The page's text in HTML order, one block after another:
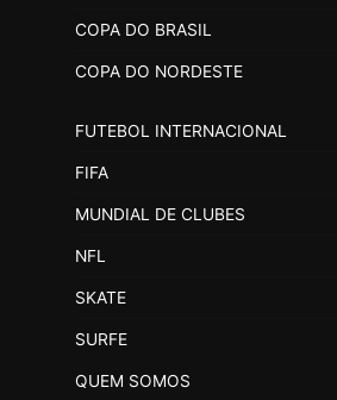
COPA DO BRASIL
COPA DO NORDESTE
FUTEBOL INTERNACIONAL
FIFA
MUNDIAL DE CLUBES
NFL
SKATE
SURFE
QUEM SOMOS